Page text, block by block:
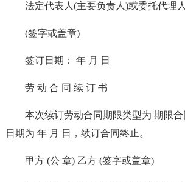
法定代表人(主要负责人)或委托代理人
(签字或盖章)
签订日期： 年 月 日
劳 动 合 同 续 订 书
本次续订劳动合同期限类型为 期限
日期为 年 月 日，续订合同终止。
甲方 (公 章) 乙方 (签字或盖章)